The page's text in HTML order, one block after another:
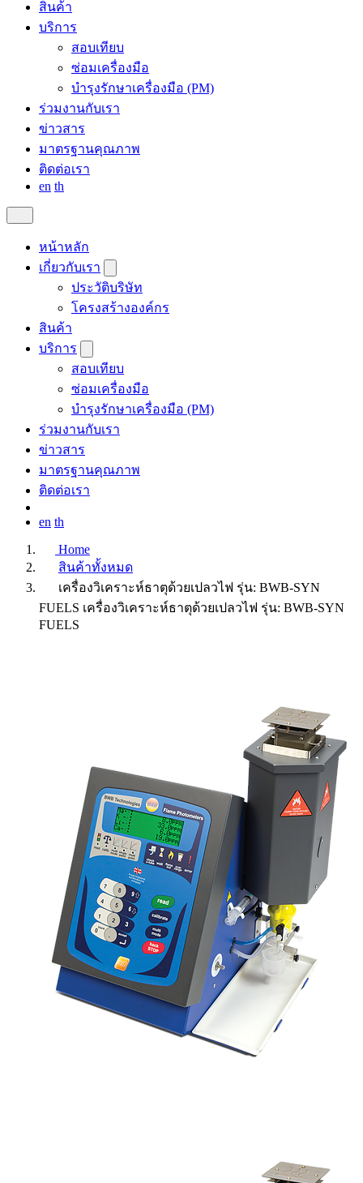
สินค้า
บริการ
สอบเทียบ
ซ่อมเครื่องมือ
บำรุงรักษาเครื่องมือ (PM)
ร่วมงานกับเรา
ข่าวสาร
มาตรฐานคุณภาพ
ติดต่อเรา
en th
หน้าหลัก
เกี่ยวกับเรา
ประวัติบริษัท
โครงสร้างองค์กร
สินค้า
บริการ
สอบเทียบ
ซ่อมเครื่องมือ
บำรุงรักษาเครื่องมือ (PM)
ร่วมงานกับเรา
ข่าวสาร
มาตรฐานคุณภาพ
ติดต่อเรา
en th
Home
สินค้าทั้งหมด
เครื่องวิเคราะห์ธาตุด้วยเปลวไฟ รุ่น: BWB-SYN
FUELS เครื่องวิเคราะห์ธาตุด้วยเปลวไฟ รุ่น: BWB-SYN
FUELS